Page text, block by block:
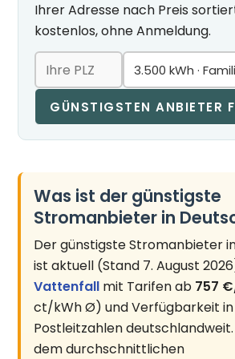
Ihrer Adresse nach Preis
kostenlos, ohne Anmeldung.
GÜNSTIGSTEN ANBIETER
Was ist der günstigste
Stromanbieter in
Der günstigste Stromanbieter
ist aktuell (Stand 7. August
Vattenfall mit Tarifen ab 757
ct/kWh Ø) und Verfügbarkeit in
Postleitzahlen
dem durchschnittlichen